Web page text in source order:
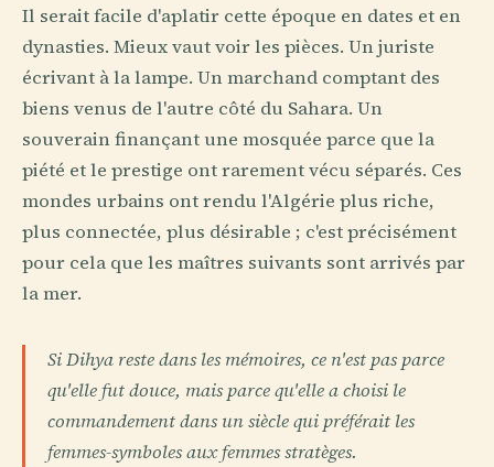
Il serait facile d'aplatir cette époque en dates et en
dynasties. Mieux vaut voir les pièces. Un juriste
écrivant à la lampe. Un marchand comptant des
biens venus de l'autre côté du Sahara. Un
souverain finançant une mosquée parce que la
piété et le prestige ont rarement vécu séparés. Ces
mondes urbains ont rendu l'Algérie plus riche,
plus connectée, plus désirable ; c'est précisément
pour cela que les maîtres suivants sont arrivés par
la mer.
Si Dihya reste dans les mémoires, ce n'est pas parce
qu'elle fut douce, mais parce qu'elle a choisi le
commandement dans un siècle qui préférait les
femmes-symboles aux femmes stratèges.